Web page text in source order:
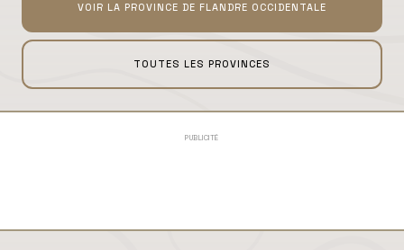
VOIR LA PROVINCE DE FLANDRE OCCIDENTALE
TOUTES LES PROVINCES
PUBLICITÉ